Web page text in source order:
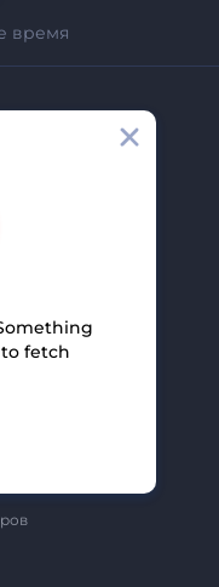
время
fetch